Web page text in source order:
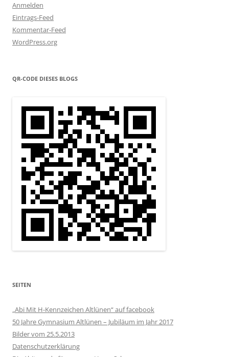
Anmelden
Eintrags-Feed
Kommentar-Feed
WordPress.org
QR-CODE DIESES BLOGS
SEITEN
„Abi Mit H-Kennzeichen Altlünen“ auf facebook
50 Jahre Gymnasium Altlünen – Jubiläum im Jahr 2017
Bilder vom 25.5.2013
Datenschutzerklärung